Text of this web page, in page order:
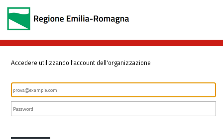
Accedere utilizzando l'account dell'organizzazione